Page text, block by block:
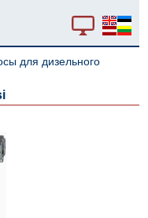
для дизельного